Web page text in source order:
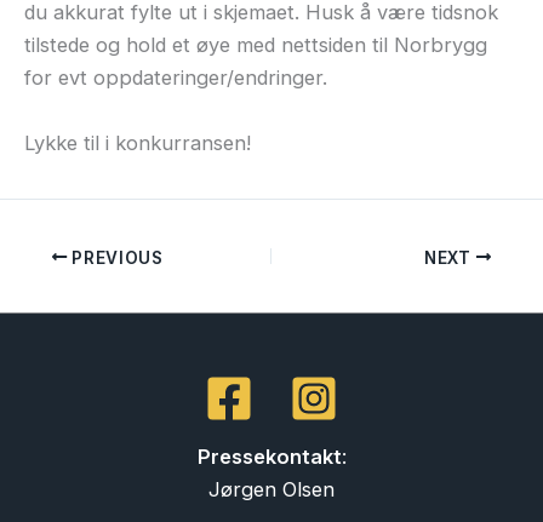
du akkurat fylte ut i skjemaet. Husk å være tidsnok
tilstede og hold et øye med nettsiden til Norbrygg
for evt oppdateringer/endringer.
Lykke til i konkurransen!
PREVIOUS NEXT
Pressekontakt:
Jørgen Olsen